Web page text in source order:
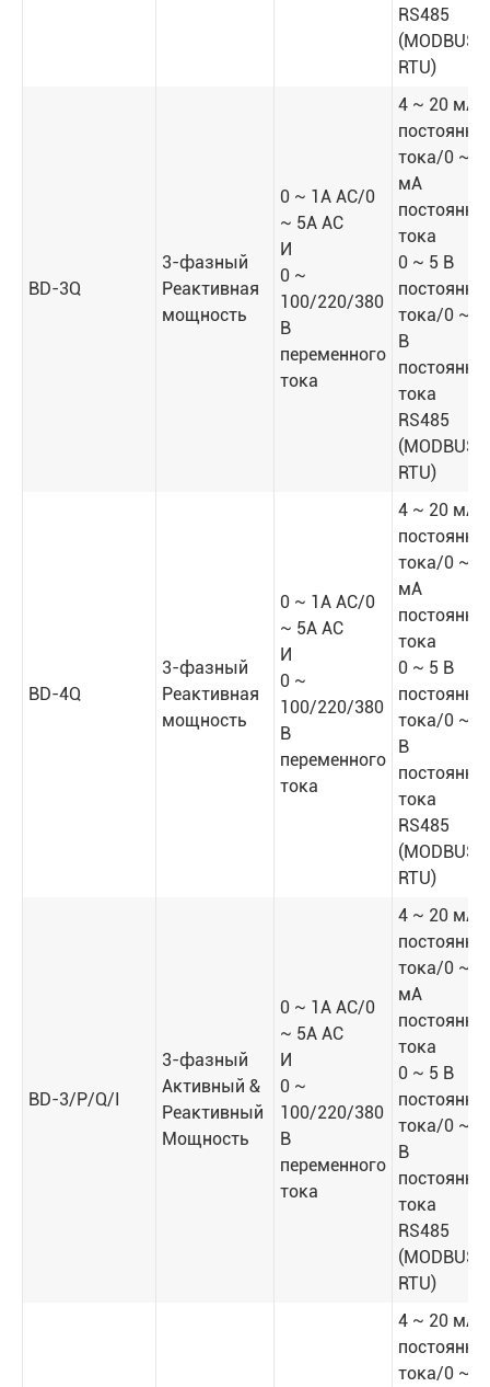
RS485
(MODBUS-
RTU)
BD-3Q
3-фазный
Реактивная
мощность
0 ~ 1A AC/0
~ 5A AC
И
0 ~
100/220/380
В
переменного
тока
4 ~ 20 мА
тока/0 ~
мА
тока
0 ~ 5 В
тока/0 ~
В
тока
RS485
(MODBUS-
RTU)
BD-4Q
3-фазный
Реактивная
мощность
0 ~ 1A AC/0
~ 5A AC
И
0 ~
100/220/380
В
переменного
тока
4 ~ 20 мА
тока/0 ~
мА
тока
0 ~ 5 В
тока/0 ~
В
тока
RS485
(MODBUS-
RTU)
BD-3/P/Q/I
3-фазный
Активный &
Реактивный
Мощность
0 ~ 1A AC/0
~ 5A AC
И
0 ~
100/220/380
В
переменного
тока
4 ~ 20 мА
тока/0 ~
мА
тока
0 ~ 5 В
тока/0 ~
В
тока
RS485
(MODBUS-
RTU)
4 ~ 20 мА
тока/0 ~